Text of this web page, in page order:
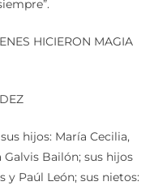
HICIERON MAGIA
hijos: María Cecilia,
Bailón; sus hijos
y Paúl León; sus nietos: